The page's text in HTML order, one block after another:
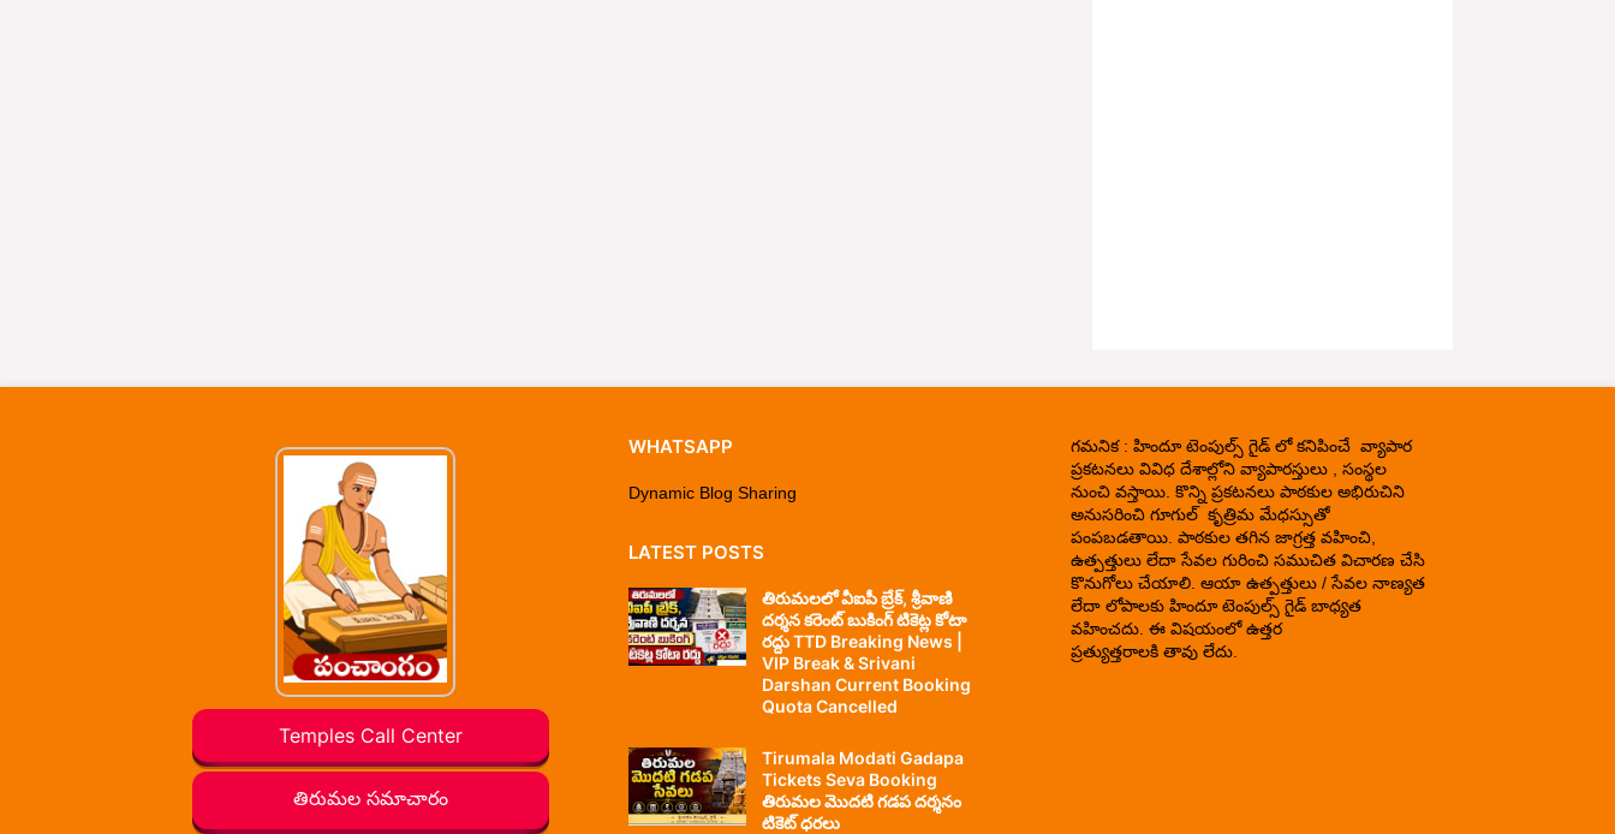
Temples Call Center
తిరుమల సమాచారం
WHATSAPP
Dynamic Blog Sharing
LATEST POSTS
తిరుమలలో వీఐపీ బ్రేక్, శ్రీవాణి
దర్శన కరెంట్ బుకింగ్ టికెట్ల కోటా
రద్దు TTD Breaking News |
VIP Break & Srivani
Darshan Current Booking
Quota Cancelled
Tirumala Modati Gadapa
Tickets Seva Booking
తిరుమల మొదటి గడప దర్శనం
టికెట్ ధరలు
గమనిక : హిందూ టెంపుల్స్ గైడ్ లో కనిపించే వ్యాపార
ప్రకటనలు వివిధ దేశాల్లోని వ్యాపారస్తులు , సంస్థల
నుంచి వస్తాయి. కొన్ని ప్రకటనలు పాఠకుల అభిరుచిని
అనుసరించి గూగుల్ కృత్రిమ మేధస్సుతో
పంపబడతాయి. పాఠకుల తగిన జాగ్రత్త వహించి,
ఉత్పత్తులు లేదా సేవల గురించి సముచిత విచారణ చేసి
కొనుగోలు చేయాలి. ఆయా ఉత్పత్తులు / సేవల నాణ్యత
లేదా లోపాలకు హిందూ టెంపుల్స్ గైడ్ బాధ్యత
వహించదు. ఈ విషయంలో ఉత్తర
ప్రత్యుత్తరాలకి తావు లేదు.